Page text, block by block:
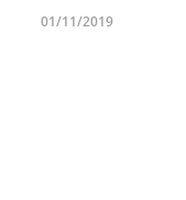
01/11/2019